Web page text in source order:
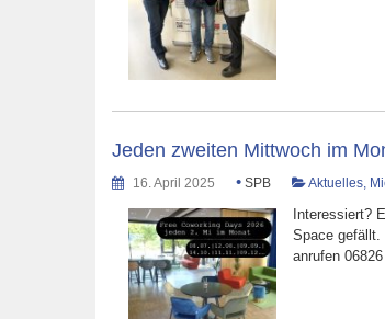
Jeden zweiten Mittwoch im
16. April 2025 • SPB Aktuelles
Interessiert?
Space gefällt.
anrufen